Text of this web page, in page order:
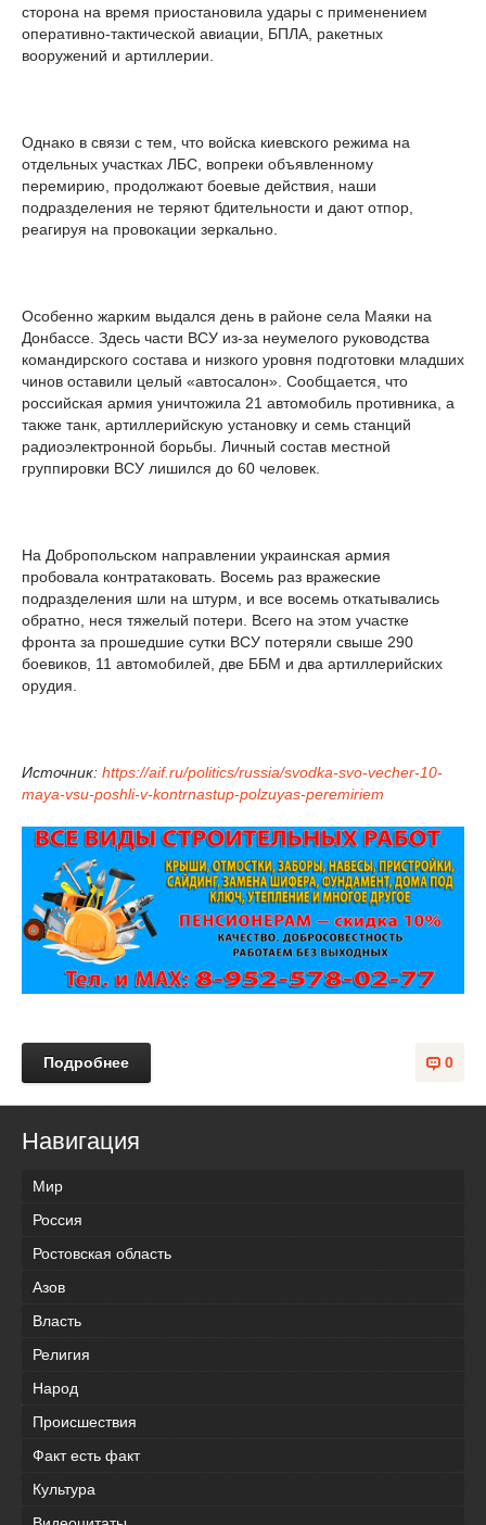
сторона на время приостановила удары с применением
оперативно-тактической авиации, БПЛА, ракетных
вооружений и артиллерии.
Однако в связи с тем, что войска киевского режима на
отдельных участках ЛБС, вопреки объявленному
перемирию, продолжают боевые действия, наши
подразделения не теряют бдительности и дают отпор,
реагируя на провокации зеркально.
Особенно жарким выдался день в районе села Маяки на
Донбассе. Здесь части ВСУ из-за неумелого руководства
командирского состава и низкого уровня подготовки младших
чинов оставили целый «автосалон». Сообщается, что
российская армия уничтожила 21 автомобиль противника, а
также танк, артиллерийскую установку и семь станций
радиоэлектронной борьбы. Личный состав местной
группировки ВСУ лишился до 60 человек.
На Добропольском направлении украинская армия
пробовала контратаковать. Восемь раз вражеские
подразделения шли на штурм, и все восемь откатывались
обратно, неся тяжелый потери. Всего на этом участке
фронта за прошедшие сутки ВСУ потеряли свыше 290
боевиков, 11 автомобилей, две ББМ и два артиллерийских
орудия.
Источник: https://aif.ru/politics/russia/svodka-svo-vecher-10-
maya-vsu-poshli-v-kontrnastup-polzuyas-peremiriem
0
Подробнее
Навигация
Мир
Россия
Ростовская область
Азов
Власть
Религия
Народ
Происшествия
Факт есть факт
Культура